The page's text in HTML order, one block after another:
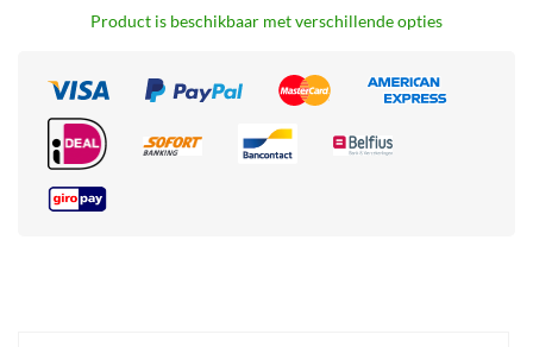
Product is beschikbaar met verschillende opties